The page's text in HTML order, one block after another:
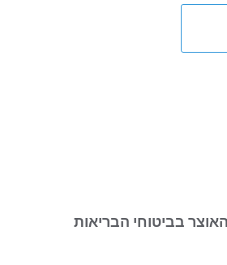
בביטוחי הבריאות